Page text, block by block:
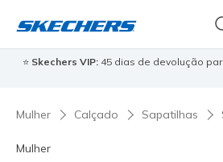
⭐ Skechers VIP:45 dias de devolução
Mulher Calçado Sapatilhas
Mulher